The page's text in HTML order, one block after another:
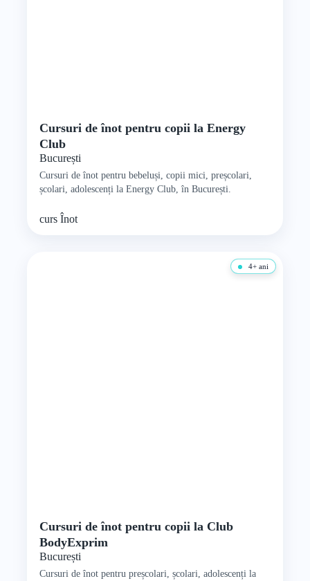
Cursuri de înot pentru copii la Energy
Club
București
Cursuri de înot pentru bebeluși, copii mici, preșcolari,
școlari, adolescenți la Energy Club, în București.
curs Înot
4+ ani
Cursuri de înot pentru copii la Club
BodyExprim
București
Cursuri de înot pentru preșcolari, școlari, adolescenți la